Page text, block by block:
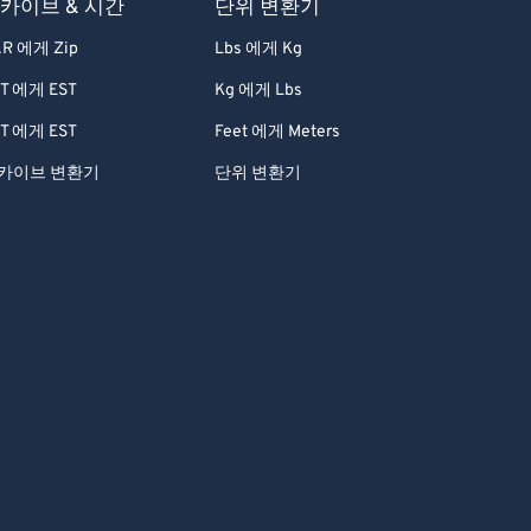
이브 & 시간
에게 Zip
에게 EST
에게 EST
이브 변환기
단위 변환기
Lbs 에게 Kg
Kg 에게 Lbs
Feet 에게 Meters
단위 변환기